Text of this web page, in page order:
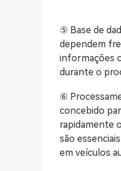
⑤ Base de
dependem
informações
durante o
⑥
concebido
rapidamente
são
em veículos